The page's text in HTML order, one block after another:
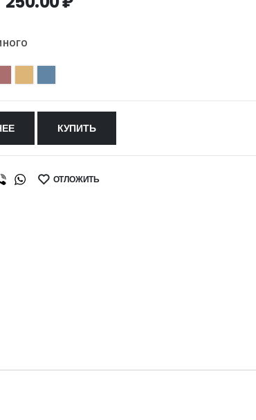
КУПИТЬ
ОТЛОЖИТЬ